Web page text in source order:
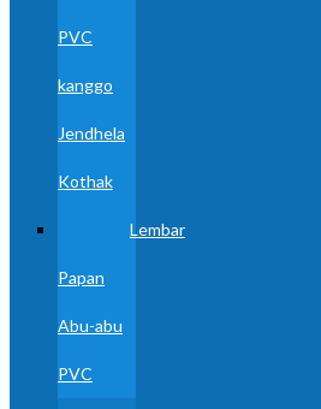
PVC
kanggo
Jendhela
Kothak
Lembar
Papan
Abu-abu
PVC